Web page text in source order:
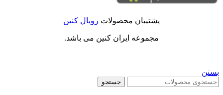
پشتیبان محصولات رویال کنین
مجموعه ایران کنین می باشد.
بستن
جستجو